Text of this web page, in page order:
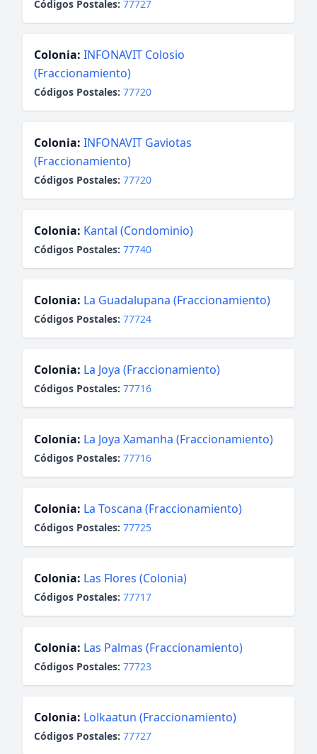
Códigos Postales: 77727
Colonia: INFONAVIT Colosio
(Fraccionamiento)
Códigos Postales: 77720
Colonia: INFONAVIT Gaviotas
(Fraccionamiento)
Códigos Postales: 77720
Colonia: Kantal (Condominio)
Códigos Postales: 77740
Colonia: La Guadalupana (Fraccionamiento)
Códigos Postales: 77724
Colonia: La Joya (Fraccionamiento)
Códigos Postales: 77716
Colonia: La Joya Xamanha (Fraccionamiento)
Códigos Postales: 77716
Colonia: La Toscana (Fraccionamiento)
Códigos Postales: 77725
Colonia: Las Flores (Colonia)
Códigos Postales: 77717
Colonia: Las Palmas (Fraccionamiento)
Códigos Postales: 77723
Colonia: Lolkaatun (Fraccionamiento)
Códigos Postales: 77727